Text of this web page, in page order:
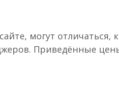
могут отличаться,
Приведённые